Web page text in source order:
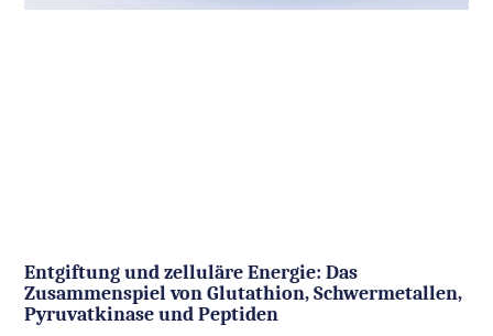
Entgiftung und zelluläre Energie: Das
Zusammenspiel von Glutathion, Schwermetallen,
Pyruvatkinase und Peptiden